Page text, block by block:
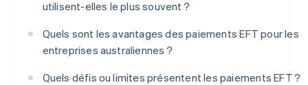
utilisent-elles le plus souvent ?
Quels sont les avantages des paiements EFT pour les
entreprises australiennes ?
Quels défis ou limites présentent les paiements EFT ?